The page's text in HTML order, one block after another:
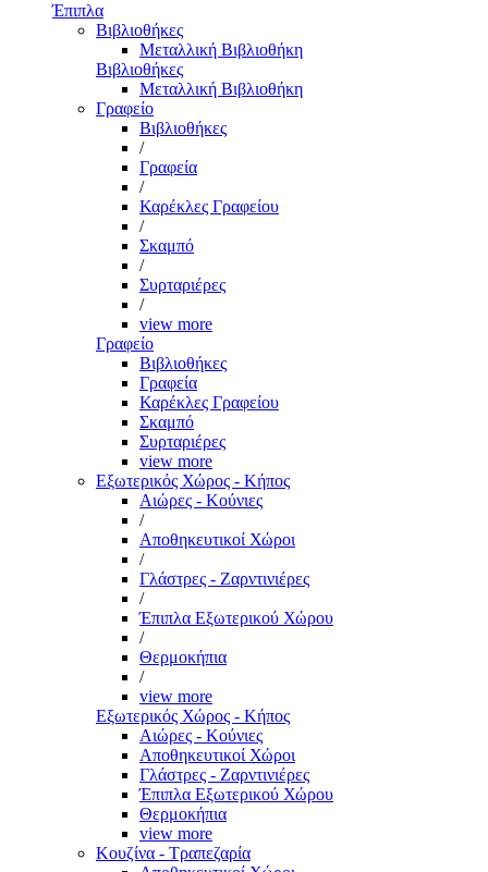
Έπιπλα
Βιβλιοθήκες
Μεταλλική Βιβλιοθήκη
Βιβλιοθήκες
Μεταλλική Βιβλιοθήκη
Γραφείο
Βιβλιοθήκες
/
Γραφεία
/
Καρέκλες Γραφείου
/
Σκαμπό
/
Συρταριέρες
/
view more
Γραφείο
Βιβλιοθήκες
Γραφεία
Καρέκλες Γραφείου
Σκαμπό
Συρταριέρες
view more
Εξωτερικός Χώρος - Κήπος
Αιώρες - Κούνιες
/
Αποθηκευτικοί Χώροι
/
Γλάστρες - Ζαρντινιέρες
/
Έπιπλα Εξωτερικού Χώρου
/
Θερμοκήπια
/
view more
Εξωτερικός Χώρος - Κήπος
Αιώρες - Κούνιες
Αποθηκευτικοί Χώροι
Γλάστρες - Ζαρντινιέρες
Έπιπλα Εξωτερικού Χώρου
Θερμοκήπια
view more
Κουζίνα - Τραπεζαρία